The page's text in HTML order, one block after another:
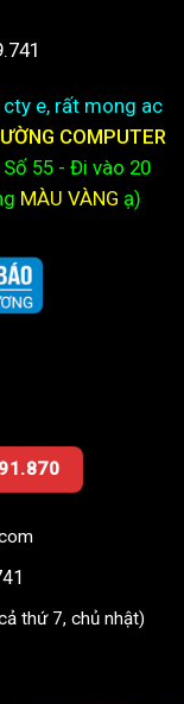
e, rất mong ac
COMPUTER
55 - Đi vào 20
MÀU VÀNG ạ)
thứ 7, chủ nhật)